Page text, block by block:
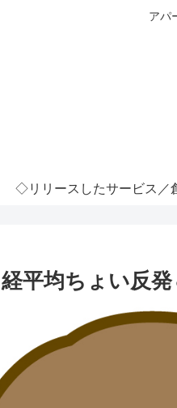
アパ
◇リリースしたサービス／
経平均ちょい反